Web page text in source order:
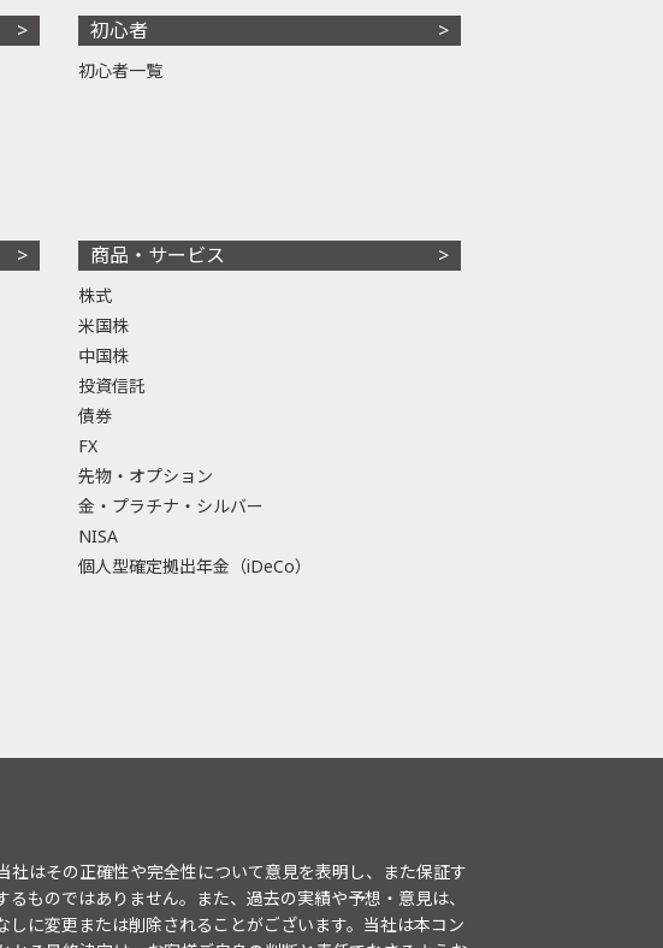
初心者
初心者一覧
商品・サービス
株式
米国株
中国株
投資信託
債券
FX
先物・オプション
金・プラチナ・シルバー
NISA
個人型確定拠出年金（iDeCo）
はその正確性や完全性について意見を表明し、また保証す
ものではありません。また、過去の実績や予想・意見は、
に変更または削除されることがございます。当社は本コン